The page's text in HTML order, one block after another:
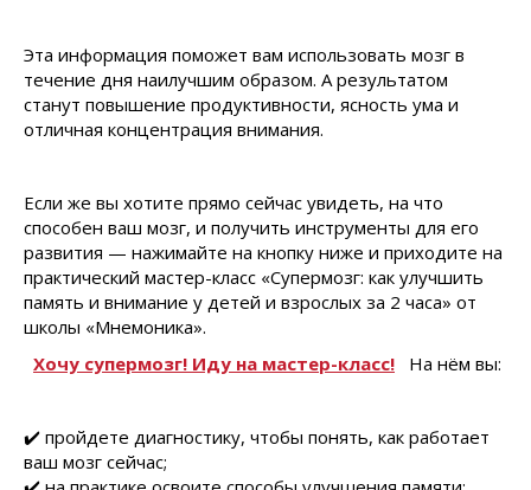
Эта информация поможет вам использовать мозг в
течение дня наилучшим образом. А результатом
станут повышение продуктивности, ясность ума и
отличная концентрация внимания.
Если же вы хотите прямо сейчас увидеть, на что
способен ваш мозг, и получить инструменты для его
развития — нажимайте на кнопку ниже и приходите на
практический мастер-класс «Супермозг: как улучшить
память и внимание у детей и взрослых за 2 часа» от
школы «Мнемоника».
Хочу супермозг! Иду на мастер-класс!
На нём вы:
✔️ пройдете диагностику, чтобы понять, как работает
ваш мозг сейчас;